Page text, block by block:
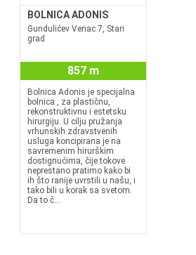
BOLNICA ADONIS
Gundulićev Venac 7, Stari
grad
857 m
Bolnica Adonis je specijalna
bolnica , za plastičnu,
rekonstruktivnu i estetsku
hirurgiju. U cilju pružanja
vrhunskih zdravstvenih
usluga koncipirana je na
savremenim hirurškim
dostignućima, čije tokove
neprestano pratimo kako bi
ih što ranije uvrstili u našu, i
tako bili u korak sa svetom.
Da to č...